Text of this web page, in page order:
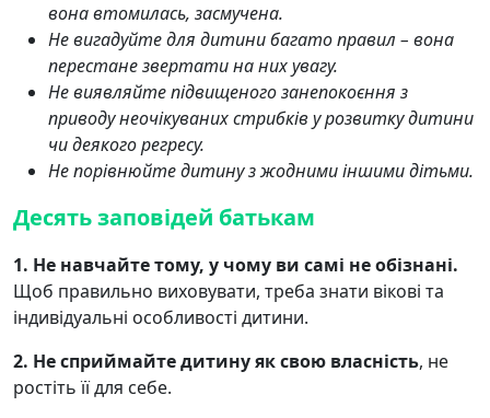
вона втомилась, засмучена.
Не вигадуйте для дитини багато правил – вона
перестане звертати на них увагу.
Не виявляйте підвищеного занепокоєння з
приводу неочікуваних стрибків у розвитку дитини
чи деякого регресу.
Не порівнюйте дитину з жодними іншими дітьми.
Десять заповідей батькам
1. Не навчайте тому, у чому ви самі не обізнані.
Щоб правильно ви­ховувати, треба знати вікові та
інди­відуальні особливості дитини.
2. Не сприймайте дитину як свою власність, не
ростіть її для себе.